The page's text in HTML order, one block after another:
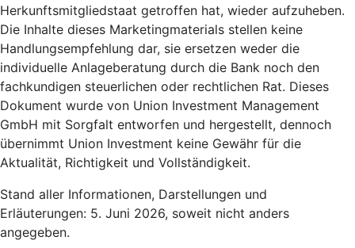
Herkunftsmitgliedstaat getroffen hat, wieder aufzuheben.
Die Inhalte dieses Marketingmaterials stellen keine
Handlungsempfehlung dar, sie ersetzen weder die
individuelle Anlageberatung durch die Bank noch den
fachkundigen steuerlichen oder rechtlichen Rat. Dieses
Dokument wurde von Union Investment Management
GmbH mit Sorgfalt entworfen und hergestellt, dennoch
übernimmt Union Investment keine Gewähr für die
Aktualität, Richtigkeit und Vollständigkeit.
Stand aller Informationen, Darstellungen und
Erläuterungen: 5. Juni 2026, soweit nicht anders
angegeben.